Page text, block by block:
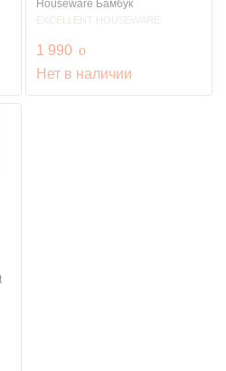
Houseware Бамбук
EXCELLENT HOUSEWARE
1 990 руб.
o
Нет в наличии